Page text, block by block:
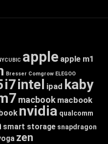
apple apple m1
Bresser Comgrow ELEGOO
i7intel ipad kaby
macbook macbook
nvidia qualcomm
smart storage snapdragon
zen